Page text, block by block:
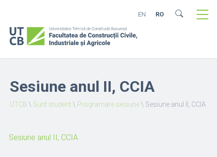
EN RO
Sesiune anul II, CCIA
UTCB \ Sunt student\ Programare sesiune\ Sesiune anul II, CCIA
Sesiune anul II, CCIA